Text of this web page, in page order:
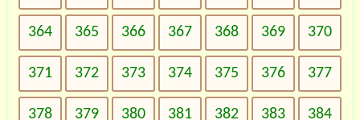
364 365 366 367 368 369 370
371 372 373 374 375 376 377
378 379 380 381 382 383 384